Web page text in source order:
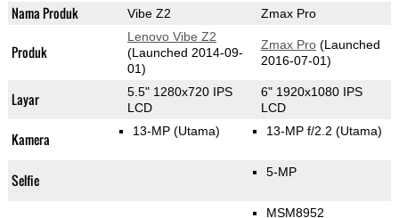
Nama Produk Vibe Z2 Zmax Pro
Produk
Lenovo Vibe Z2
(Launched 2014-09-
01)
Zmax Pro(Launched
2016-07-01)
Layar
5.5" 1280x720 IPS
LCD
6" 1920x1080 IPS
LCD
Kamera 13-MP (Utama) 13-MP f/2.2 (Utama)
Selfie 5-MP
MSM8952